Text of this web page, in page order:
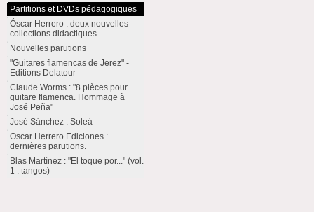
Partitions et DVDs pédagogiques
Óscar Herrero : deux nouvelles
collections didactiques
Nouvelles parutions
"Guitares flamencas de Jerez" -
Editions Delatour
Claude Worms : "8 pièces pour
guitare flamenca. Hommage à
José Peña"
José Sánchez : Soleá
Oscar Herrero Ediciones :
dernières parutions.
Blas Martínez : "El toque por..." (vol.
1 : tangos)